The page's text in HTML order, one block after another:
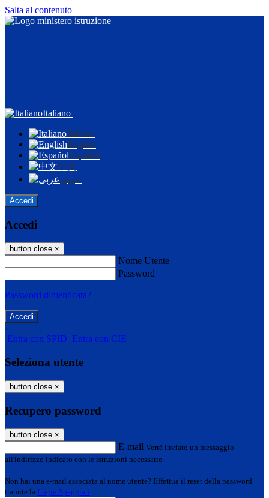
Salta al contenuto
Italiano
Italiano
English
Español
中文
عربى
Accedi
Accedi
button close ×
Nome Utente
Password
Password dimenticata?
-
Entra con SPID Entra con CIE
Seleziona utente
button close ×
Recupero password
button close ×
E-mail Verrà inviato un messaggio
all'indirizzo indicato con le istruzioni necessarie.
Non hai una e-mail associata al nome utente? Effettua il reset della password
tramite la Login Spaggiari